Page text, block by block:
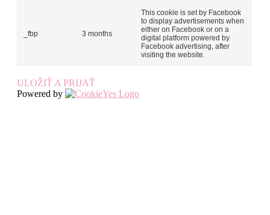
_fbp 3 months
This cookie is set by Facebook
to display advertisements when
either on Facebook or on a
digital platform powered by
Facebook advertising, after
visiting the website.
ULOŽIŤ A PRIJAŤ
Powered by